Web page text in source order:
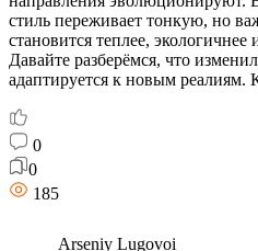
стиль переживает тонкую, но
становится теплее,
Давайте разберёмся, что
адаптируется к новым реалиям.
0
0
185
Arseniy Lugovoi